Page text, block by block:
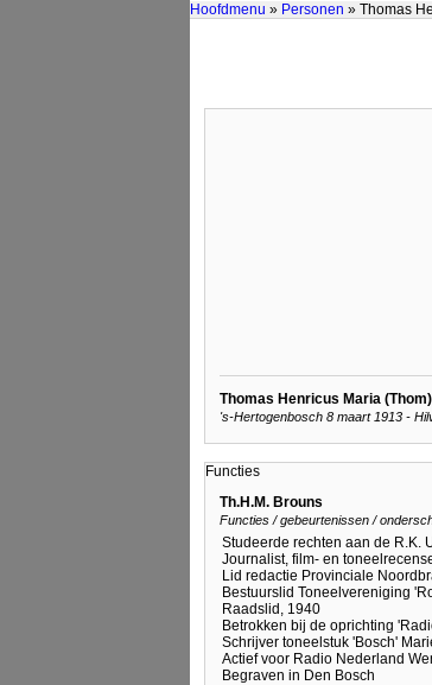
Hoofdmenu » Personen » Thomas
Thomas Henricus Maria
's-Hertogenbosch 8 maart 1913 -
Functies
Th.H.M. Brouns
Functies / gebeurtenissen /
Studeerde rechten aan de R.K.
Journalist, film- en
Lid redactie Provinciale
Bestuurslid Toneelvereniging
Raadslid, 1940
Betrokken bij de oprichting
Schrijver toneelstuk 'Bosch'
Actief voor Radio Nederland
Begraven in Den Bosch